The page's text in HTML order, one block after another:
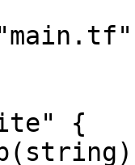
{